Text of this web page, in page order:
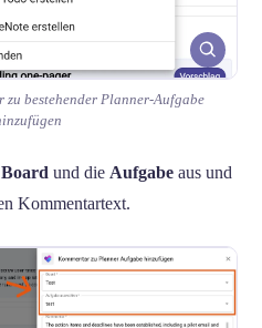
bestehender Planner-Aufgabe
Board und die Aufgabe aus und
Kommentartext.